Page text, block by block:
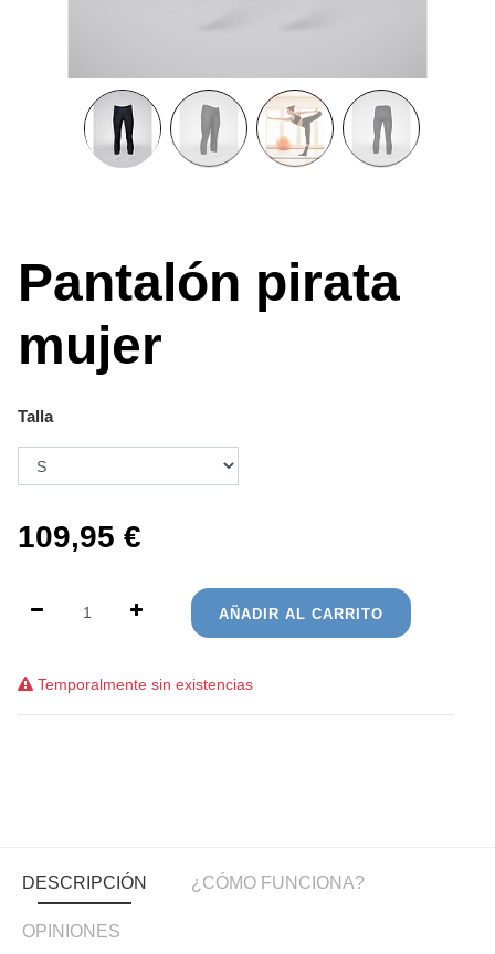
Pantalón pirata
mujer
Talla
109,95 €
AÑADIR AL CARRITO
Temporalmente sin existencias
DESCRIPCIÓN ¿CÓMO FUNCIONA?
OPINIONES